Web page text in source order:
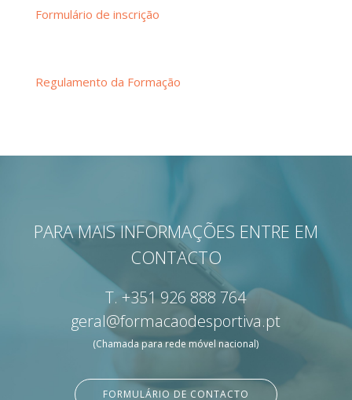
Formulário de inscrição
Regulamento da Formação
PARA MAIS INFORMAÇÕES ENTRE EM
CONTACTO
T.+351 926 888 764
geral@formacaodesportiva.pt
(Chamada para rede móvel nacional)
FORMULÁRIO DE CONTACTO